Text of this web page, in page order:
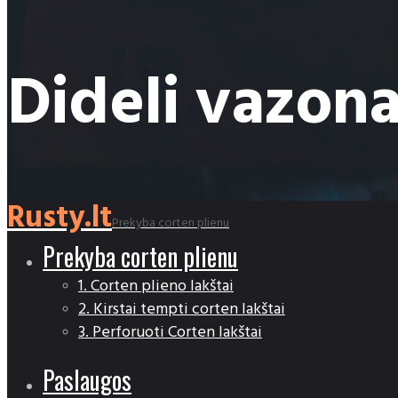
Dideli
Rusty.ltPrekyba corten plienu
Prekyba corten plienu
1. Corten plieno lakštai
2. Kirstai tempti corten lakštai
3. Perforuoti Corten lakštai
Paslaugos